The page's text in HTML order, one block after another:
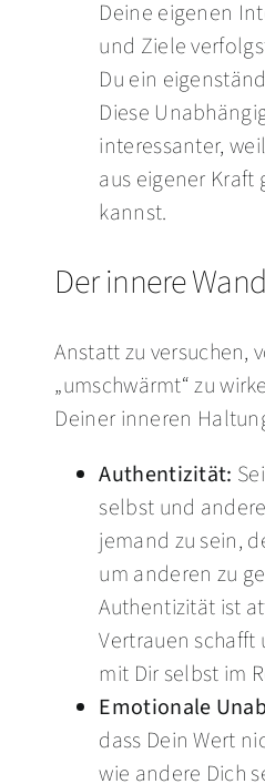
Deine eigenen
und Ziele
Du ein
Diese
interessanter,
aus eigener Kraft
kannst.
Der innere
Anstatt zu versuchen,
„umschwärmt“ zu
Deiner inneren
Authentizität:
selbst und
jemand zu sein,
um anderen zu
Authentizität ist
Vertrauen schafft
mit Dir selbst im
Emotionale
dass Dein Wert
wie andere Dich